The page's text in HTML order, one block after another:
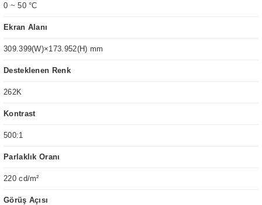
0 ~ 50 °C
Ekran Alanı
309.399(W)×173.952(H) mm
Desteklenen Renk
262K
Kontrast
500:1
Parlaklık Oranı
220 cd/m²
Görüş Açısı